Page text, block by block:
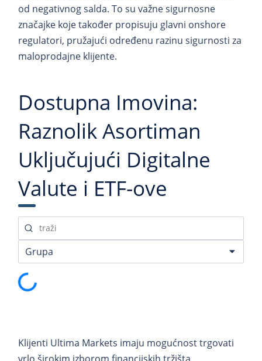
od negativnog salda. To su važne sigurnosne
značajke koje također propisuju glavni onshore
regulatori, pružajući određenu razinu sigurnosti za
maloprodajne klijente.
Dostupna Imovina:
Raznolik Asortiman
Uključujući Digitalne
Valute i ETF-ove
Učitavanje podataka...
Klijenti Ultima Markets imaju mogućnost trgovati